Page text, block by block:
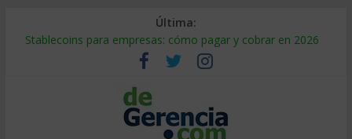
Última:
Stablecoins para empresas: cómo pagar y cobrar en 2026
Despido silencioso: qué es y por qué sale tan caro
IA en selección de personal: cómo auditarla a tiempo
Trabajo forzoso en la cadena de suministro: qué hacer
Mercado hispano de EE. UU.: cómo segmentarlo y venderle